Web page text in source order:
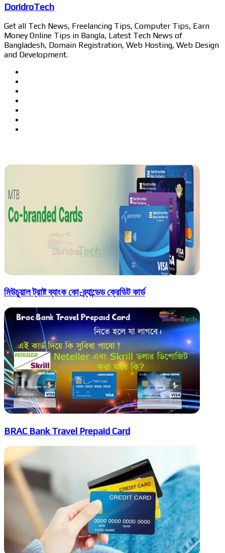
DoridroTech
Get all Tech News, Freelancing Tips, Computer Tips, Earn
Money Online Tips in Bangla, Latest Tech News of
Bangladesh, Domain Registration, Web Hosting, Web Design
and Development.
মিউচুয়াল ট্রাষ্ট ব্যাংক কো-ব্র্যান্ডেড ক্রেডিট কার্ড
BRAC Bank Travel Prepaid Card